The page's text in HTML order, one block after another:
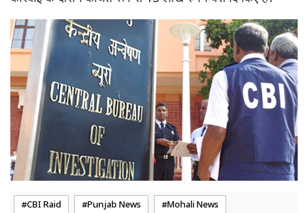
CBI Raid Punjab News Mohali News